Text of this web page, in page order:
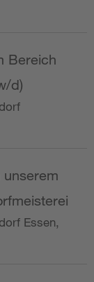
Bereich
d)
unserem
Essen,